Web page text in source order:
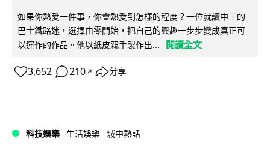
如果你熱愛一件事，你會熱愛到怎樣的程度？一位就讀中三的
巴士鐵路迷，選擇由零開始，把自己的興趣一步步變成真正可
以運作的作品。他以紙皮親手製作出...
閱讀全文
3,652 210 ↗ 分享
科技娛樂 生活娛樂 城中熱話